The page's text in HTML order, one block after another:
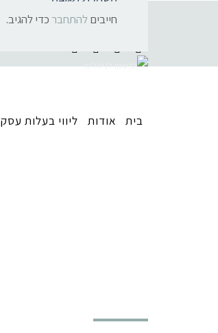
בית אודות ליווי בעלות עסק
חייביםלהתחבר כדי להגיב.